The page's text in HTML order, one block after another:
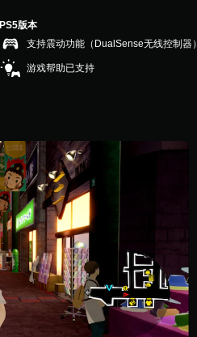
PS5版本
支持震动功能（DualSense无线控制器）
游戏帮助已支持